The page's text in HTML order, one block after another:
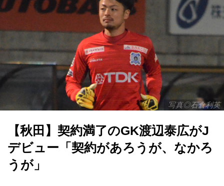
写真◎石倉利英
【秋田】契約満了のGK渡辺泰広がJ
デビュー「契約があろうが、なかろ
うが」